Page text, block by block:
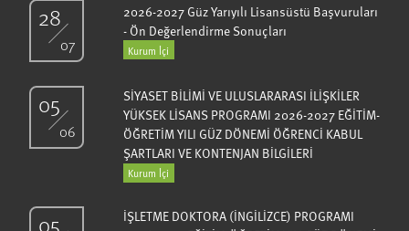
28
07
2026-2027 Güz Yarıyılı Lisansüstü Başvuruları
- Ön Değerlendirme Sonuçları
Kurum İçi
05
06
SİYASET BİLİMİ VE ULUSLARARASI İLİŞKİLER
YÜKSEK LİSANS PROGRAMI 2026-2027 EĞİTİM-
ÖĞRETİM YILI GÜZ DÖNEMİ ÖĞRENCİ KABUL
ŞARTLARI VE KONTENJAN BİLGİLERİ
Kurum İçi
05
İŞLETME DOKTORA (İNGİLİZCE) PROGRAMI